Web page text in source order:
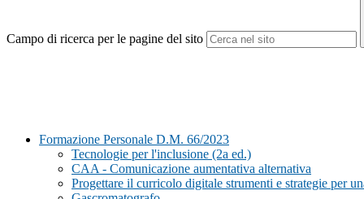
Campo di ricerca per le pagine del sito
Formazione Personale D.M. 66/2023
Tecnologie per l'inclusione (2a ed.)
CAA - Comunicazione aumentativa alternativa
Progettare il curricolo digitale strumenti e strategie per